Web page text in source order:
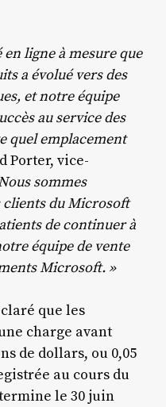
ligne à mesure que
a évolué vers des
et notre équipe
au service des
quel emplacement
Porter, vice-
sommes
clients du Microsoft
de continuer à
équipe de vente
Microsoft. »
que les
charge avant
de dollars, ou 0,05
au cours du
le 30 juin